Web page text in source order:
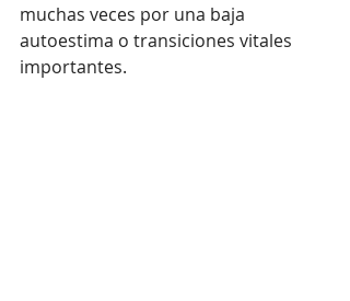
muchas veces por una baja
autoestima o transiciones vitales
importantes.